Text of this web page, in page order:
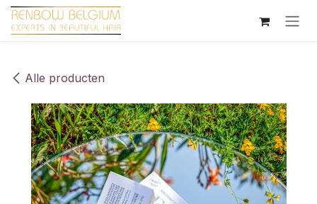
Overslaan naar inhoud
Alle producten